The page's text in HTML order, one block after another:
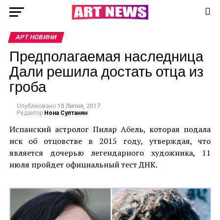
АРТ НОВИНИ
Предполагаемая наследница
Дали решила достать отца из
гроба
Опубліковано 10 Липня, 2017
Редактор Нона Султанян
Испанский астролог Пилар Абель, которая подала
иск об отцовстве в 2015 году, утверждая, что
является дочерью легендарного художника, 11
июля пройдет официальный тест ДНК.